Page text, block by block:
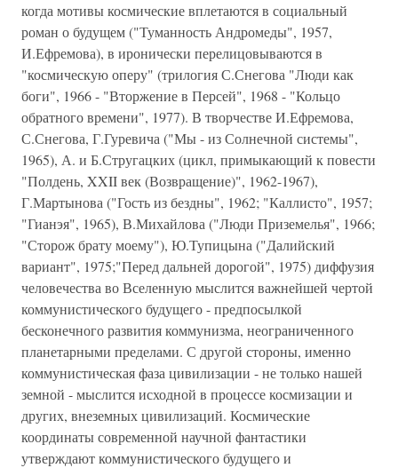
когда мотивы космические вплетаются в социальный
роман о будущем ("Туманность Андромеды", 1957,
И.Ефремова), в иронически перелицовываются в
"космическую оперу" (трилогия С.Снегова "Люди как
боги", 1966 - "Вторжение в Персей", 1968 - "Кольцо
обратного времени", 1977). В творчестве И.Ефремова,
С.Снегова, Г.Гуревича ("Мы - из Солнечной системы",
1965), А. и Б.Стругацких (цикл, примыкающий к повести
"Полдень, XXII век (Возвращение)", 1962-1967),
Г.Мартынова ("Гость из бездны", 1962; "Каллисто", 1957;
"Гианэя", 1965), В.Михайлова ("Люди Приземелья", 1966;
"Сторож брату моему"), Ю.Тупицына ("Далийский
вариант", 1975;"Перед дальней дорогой", 1975) диффузия
человечества во Вселенную мыслится важнейшей чертой
коммунистического будущего - предпосылкой
бесконечного развития коммунизма, неограниченного
планетарными пределами. С другой стороны, именно
коммунистическая фаза цивилизации - не только нашей
земной - мыслится исходной в процессе космизации и
других, внеземных цивилизаций. Космические
координаты современной научной фантастики
утверждают коммунистического будущего и